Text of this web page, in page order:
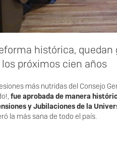
histórica,
los próximos cien años
más nutridas del Consejo
fue aprobada de manera
y Jubilaciones de la
la más sana de todo el país.